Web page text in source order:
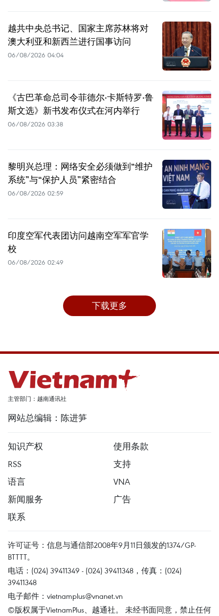
越共中央总书记、国家主席苏林将对
澳大利亚和新西兰进行国事访问
06/08/2026 04:04
《古巴革命总司令菲德尔·卡斯特罗·鲁
斯文选》新书发布仪式在河内举行
06/08/2026 03:38
黎明兴总理：网络安全必须做到“维护
系统”与“保护人员”紧密结合
06/08/2026 02:59
印度空军代表团访问越南空军军官学
校
06/08/2026 02:49
下载更多
主管部门：越南通讯社
网站总编辑：陈进笋
知识产权
使用条款
RSS
支持
语言
VNA
新闻服务
广告
联系
许可证号：信息与通信部2008年9月11日颁发的1374/GP-
BTTTT。
电话：(024) 39411349 - (024) 39411348，传真：(024)
39411348
电子邮件： vietnamplus@vnanet.vn
©版权属于VietnamPlus、越通社。 未经书面同意，禁止任何